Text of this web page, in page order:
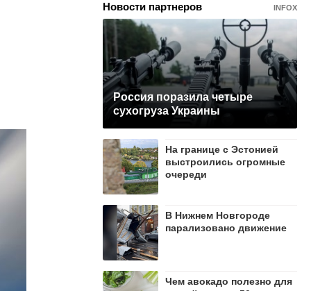
Новости партнеров INFOX
Россия поразила четыре
сухогруза Украины
На границе с Эстонией
выстроились огромные
очереди
В Нижнем Новгороде
парализовано движение
Чем авокадо полезно для